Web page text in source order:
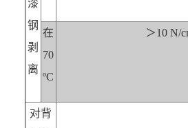
漆
钢
剥
离
在
70
ºC
＞10 N/
对背